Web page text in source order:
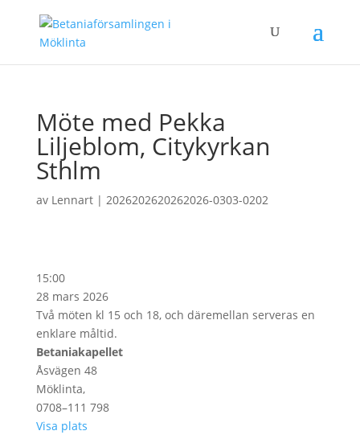
Möte med Pekka
Liljeblom, Citykyrkan
Sthlm
av Lennart| 2026202620262026-0303-0202
Möte
med
Pekka
Liljeblom,
Citykyrkan
Sthlm
15:00
28 mars 2026
Två möten kl 15 och 18, och däremellan serveras en
enklare måltid.
Betaniakapellet
Åsvägen 48
Möklinta,
0708–111 798
Visa plats